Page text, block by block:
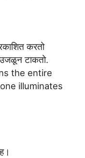
करतो
उजळून टाकतो.
the entire
illuminates